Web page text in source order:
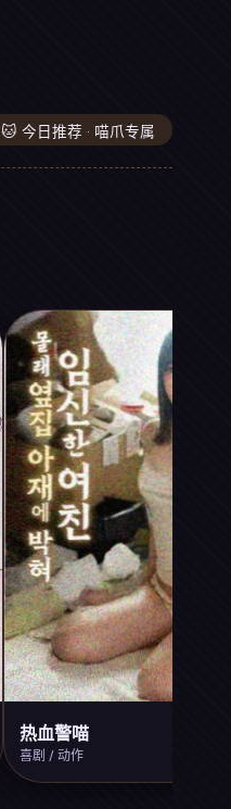
🐱 今日推荐 · 喵爪专属
热血警喵
喜剧 / 动作